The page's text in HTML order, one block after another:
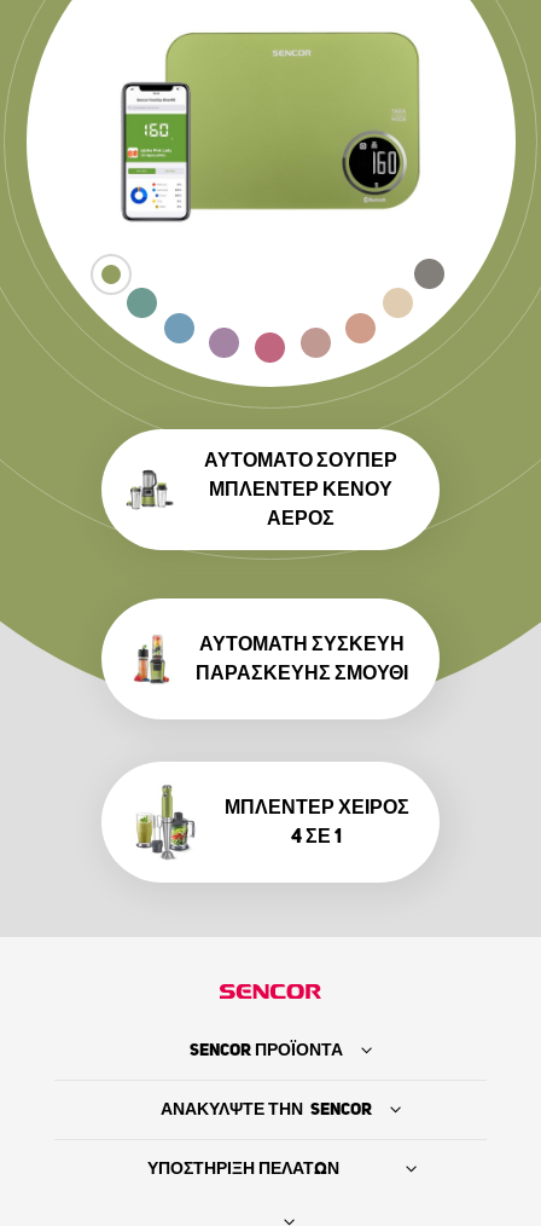
ΑΥΤΌΜΑΤΟ ΣΟΎΠΕΡ
ΜΠΛΈΝΤΕΡ ΚΕΝΟΎ
ΑΈΡΟΣ
ΑΥΤΌΜΑΤΗ ΣΥΣΚΕΥΉ
ΠΑΡΑΣΚΕΥΉΣ ΣΜΟΎΘΙ
ΜΠΛΈΝΤΕΡ ΧΕΙΡΌΣ
4 ΣΕ 1
SENCOR ΠΡΟΪΟΝΤΑ
ΑΝΑΚΥΛΨΤΕ ΤΗΝ SENCOR
ΥΠΟΣΤΗΡΙΞΗ ΠΕΛΑΤΩΝ